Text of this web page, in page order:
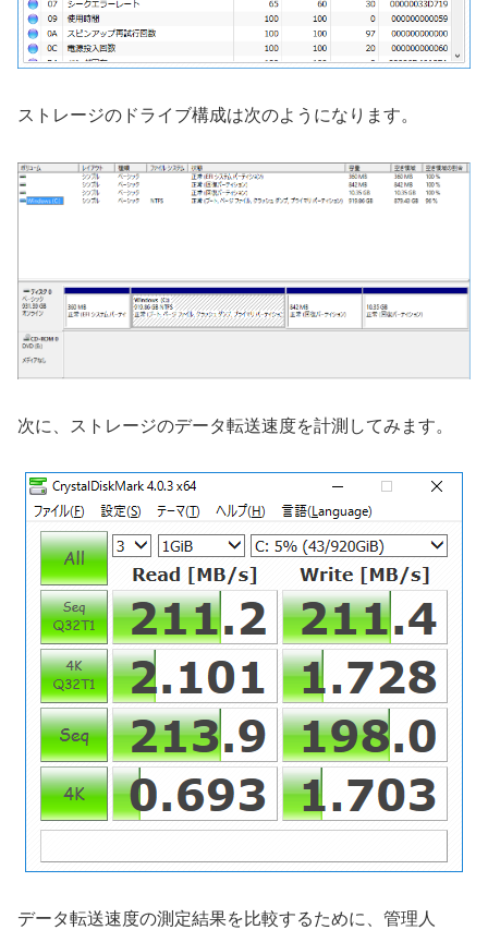
ストレージのドライブ構成は次のようになります。
次に、ストレージのデータ転送速度を計測してみます。
データ転送速度の測定結果を比較するために、管理人